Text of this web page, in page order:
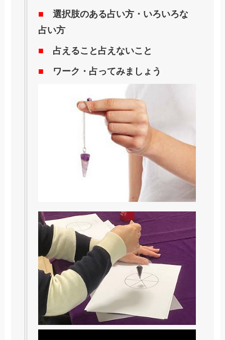
■
選択肢のある占い方・いろいろな
占い方
■ 占えること占えないこと
■ ワーク・占ってみましょう